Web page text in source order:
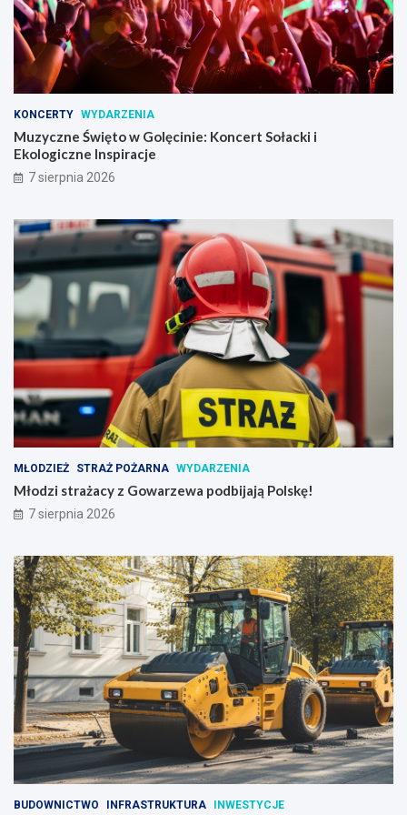
KONCERTY WYDARZENIA
Muzyczne Święto w Golęcinie: Koncert Sołacki i
Ekologiczne Inspiracje
7 sierpnia 2026
MŁODZIEŻ STRAŻ POŻARNA WYDARZENIA
Młodzi strażacy z Gowarzewa podbijają Polskę!
7 sierpnia 2026
BUDOWNICTWO INFRASTRUKTURA INWESTYCJE